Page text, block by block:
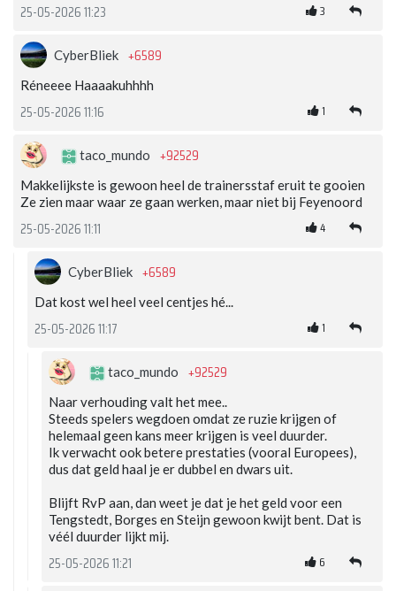
25-05-2026 11:23 3
CyberBliek +6589
Réneeee Haaaakuhhhh
25-05-2026 11:16 1
taco_mundo +92529
Makkelijkste is gewoon heel de trainersstaf eruit te gooien
Ze zien maar waar ze gaan werken, maar niet bij Feyenoord
25-05-2026 11:11 4
CyberBliek +6589
Dat kost wel heel veel centjes hé...
25-05-2026 11:17 1
taco_mundo +92529
Naar verhouding valt het mee..
Steeds spelers wegdoen omdat ze ruzie krijgen of
helemaal geen kans meer krijgen is veel duurder.
Ik verwacht ook betere prestaties (vooral Europees),
dus dat geld haal je er dubbel en dwars uit.
Blijft RvP aan, dan weet je dat je het geld voor een
Tengstedt, Borges en Steijn gewoon kwijt bent. Dat is
véél duurder lijkt mij.
25-05-2026 11:21 6